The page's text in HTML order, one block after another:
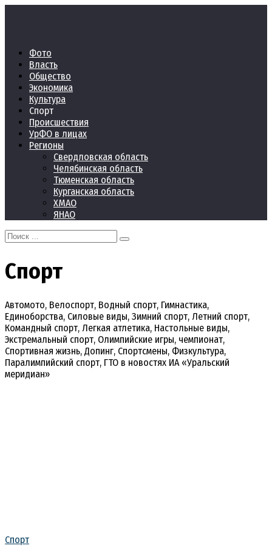
Фото
Власть
Общество
Экономика
Культура
Спорт
Происшествия
УрФО в лицах
Регионы
Свердловская область
Челябинская область
Тюменская область
Курганская область
ХМАО
ЯНАО
Search
for:
Спорт
Автомото, Велоспорт, Водный спорт, Гимнастика,
Единоборства, Силовые виды, Зимний спорт, Летний спорт,
Командный спорт, Легкая атлетика, Настольные виды,
Экстремальный спорт, Олимпийские игры, чемпионат,
Спортивная жизнь, Допинг, Спортсмены, Физкультура,
Паралимпийский спорт, ГТО в новостях ИА «Уральский
меридиан»
Спорт